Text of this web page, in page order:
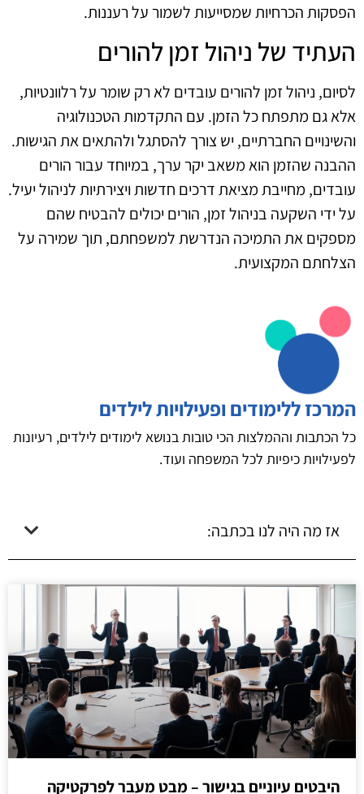
הפסקות הכרחיות שמסייעות לשמור על רעננות.
העתיד של ניהול זמן להורים
לסיום, ניהול זמן להורים עובדים לא רק שומר על רלוונטיות,
אלא גם מתפתח כל הזמן. עם התקדמות הטכנולוגיה
והשינויים החברתיים, יש צורך להסתגל ולהתאים את הגישות.
ההבנה שהזמן הוא משאב יקר ערך, במיוחד עבור הורים
עובדים, מחייבת מציאת דרכים חדשות ויצירתיות לניהול יעיל.
על ידי השקעה בניהול זמן, הורים יכולים להבטיח שהם
מספקים את התמיכה הנדרשת למשפחתם, תוך שמירה על
הצלחתם המקצועית.
המרכז ללימודים ופעילויות לילדים
כל הכתבות וההמלצות הכי טובות בנושא לימודים לילדים, רעיונות
לפעילויות כיפיות לכל המשפחה ועוד.
אז מה היה לנו בכתבה:
היבטים עיוניים בגישור – מבט מעבר לפרקטיקה